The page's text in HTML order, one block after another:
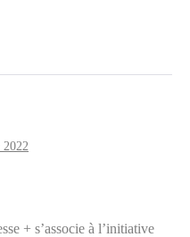
+ s’associe à l’initiative